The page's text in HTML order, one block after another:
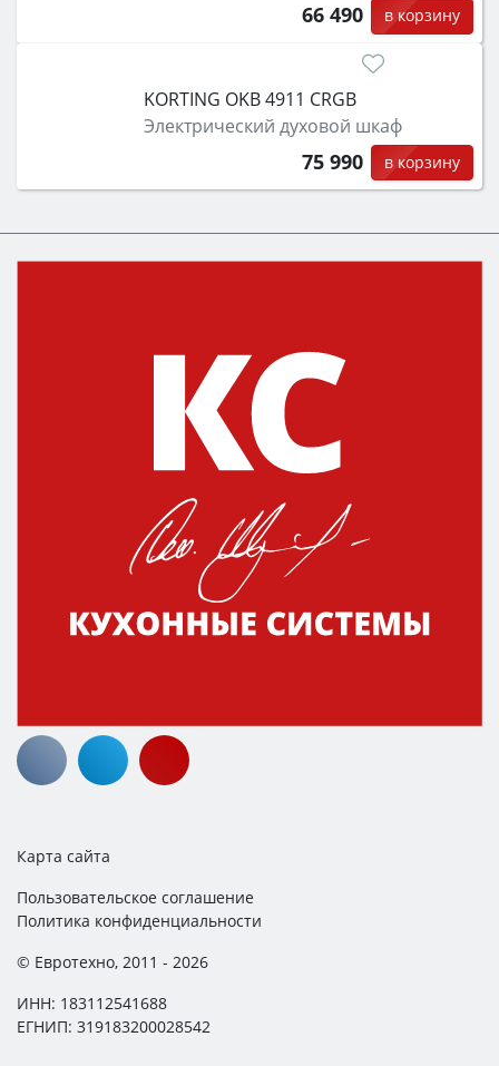
66 490 в корзину
KORTING OKB 4911 CRGB
Электрический духовой шкаф
75 990 в корзину
Карта сайта
Пользовательское соглашение
Политика конфиденциальности
© Евротехно, 2011 - 2026
ИНН: 183112541688
ЕГНИП: 319183200028542